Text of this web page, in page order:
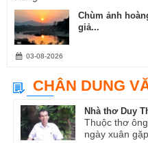
Chùm ảnh
giả...
03-08-2026
CHÂN DUNG
Nhà thơ Duy
Thuộc thơ
ngày xuân